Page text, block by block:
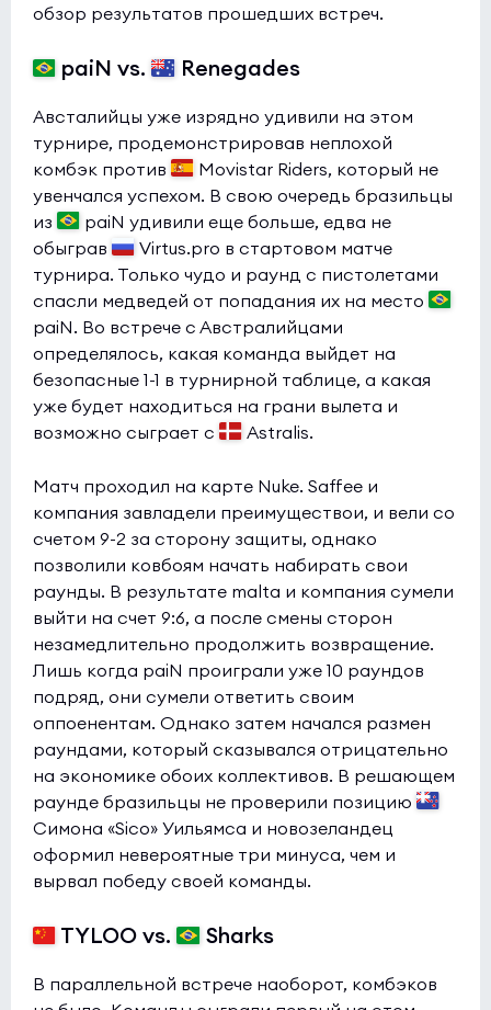
обзор результатов прошедших встреч.
paiN vs. Renegades
Австалийцы уже изрядно удивили на этом
турнире, продемонстрировав неплохой
комбэк против
Movistar Riders, который не
увенчался успехом. В свою очередь бразильцы
из
paiN удивили еще больше, едва не
обыграв
Virtus.pro в стартовом матче
турнира. Только чудо и раунд с пистолетами
спасли медведей от попадания их на место
paiN. Во встрече с Австралийцами
определялось, какая команда выйдет на
безопасные 1-1 в турнирной таблице, а какая
уже будет находиться на грани вылета и
возможно сыграет с
Astralis.
Матч проходил на карте Nuke. Saffee и
компания завладели преимуществои, и вели со
счетом 9-2 за сторону защиты, однако
позволили ковбоям начать набирать свои
раунды. В результате malta и компания сумели
выйти на счет 9:6, а после смены сторон
незамедлительно продолжить возвращение.
Лишь когда paiN проиграли уже 10 раундов
подряд, они сумели ответить своим
оппоенентам. Однако затем начался размен
раундами, который сказывался отрицательно
на экономике обоих коллективов. В решающем
раунде бразильцы не проверили позицию
Симона «Sico» Уильямса и новозеландец
оформил невероятные три минуса, чем и
вырвал победу своей команды.
TYLOO vs. Sharks
В параллельной встрече наоборот, комбэков